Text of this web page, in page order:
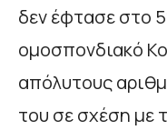
δεν έφτασε στο
ομοσπονδιακό
απόλυτους
του σε σχέση με